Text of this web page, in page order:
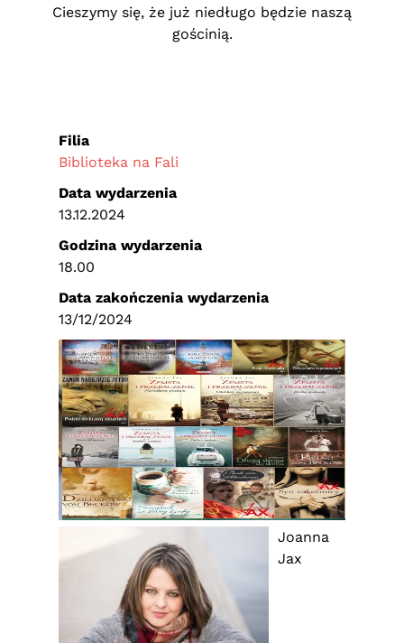
Cieszymy się, że już niedługo będzie naszą
gościnią.
Joanna
Jax
Filia
Biblioteka na Fali
Data wydarzenia
13.12.2024
Godzina wydarzenia
18.00
Data zakończenia wydarzenia
13/12/2024